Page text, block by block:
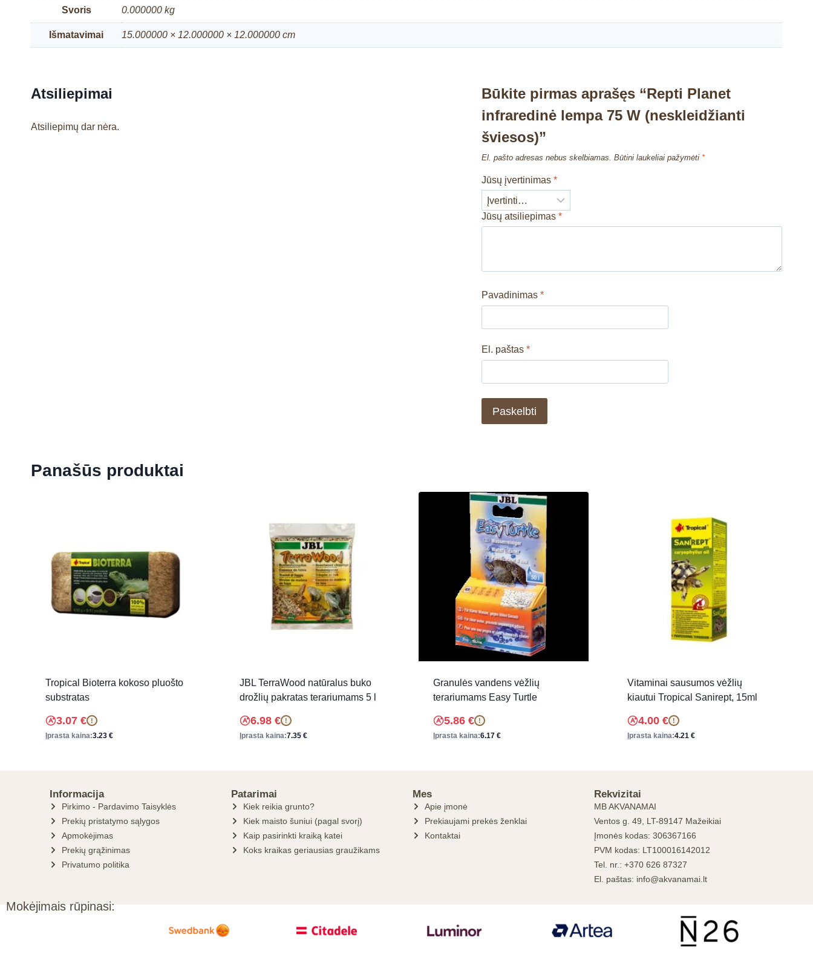
Svoris 0.000000 kg
Išmatavimai 15.000000 × 12.000000 × 12.000000 cm
Atsiliepimai
Atsiliepimų dar nėra.
Būkite pirmas aprašęs “Repti Planet
infraredinė lempa 75 W (neskleidžianti
šviesos)”
El. pašto adresas nebus skelbiamas. Būtini laukeliai pažymėti *
Jūsų įvertinimas*
Jūsų atsiliepimas*
Pavadinimas*
El. paštas*
Panašūs produktai
Tropical Bioterra kokoso pluošto
substratas
3.07 € !
Įprasta kaina:3.23 €
JBL TerraWood natūralus buko
drožlių pakratas terariumams 5 l
6.98 € !
Įprasta kaina:7.35 €
Granulės vandens vėžlių
terariumams Easy Turtle
5.86 € !
Įprasta kaina:6.17 €
Vitaminai sausumos vėžlių
kiautui Tropical Sanirept, 15ml
4.00 € !
Įprasta kaina:4.21 €
Informacija
Pirkimo - Pardavimo Taisyklės
Prekių pristatymo sąlygos
Apmokėjimas
Prekių grąžinimas
Privatumo politika
Patarimai
Kiek reikia grunto?
Kiek maisto šuniui (pagal svorį)
Kaip pasirinkti kraiką katei
Koks kraikas geriausias graužikams
Mes
Apie įmonė
Prekiaujami prekės ženklai
Kontaktai
Rekvizitai
MB AKVANAMAI
Ventos g. 49, LT-89147 Mažeikiai
Įmonės kodas: 306367166
PVM kodas: LT100016142012
Tel. nr.: +370 626 87327
El. paštas: info@akvanamai.lt
Mokėjimais rūpinasi: